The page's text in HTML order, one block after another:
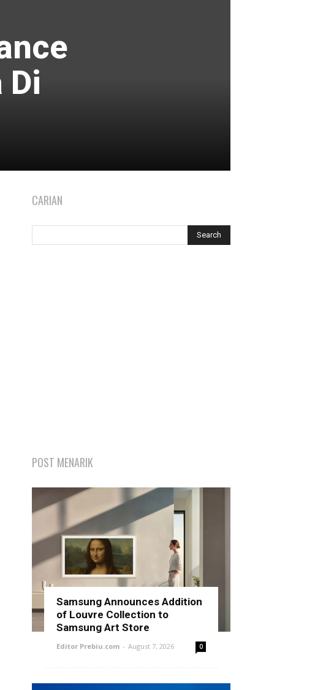
CARIAN
POST MENARIK
Samsung Announces Addition
of Louvre Collection to
Samsung Art Store
Editor Prebiu.com - August 7, 2026 0